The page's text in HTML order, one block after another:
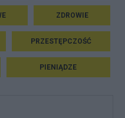
ZDROWIE
PRZESTĘPCZOŚĆ
PIENIĄDZE